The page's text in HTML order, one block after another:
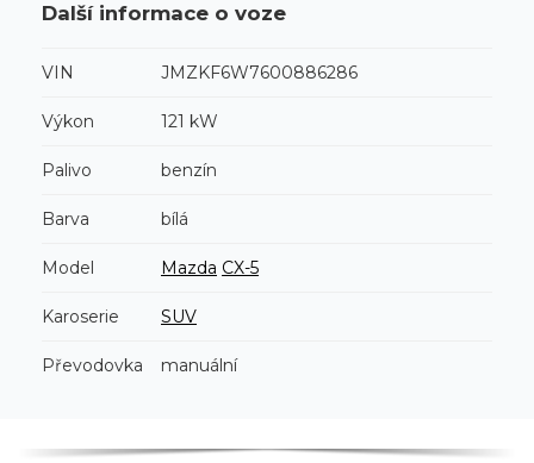
Další informace o voze
VIN JMZKF6W7600886286
Výkon 121 kW
Palivo benzín
Barva bílá
Model Mazda CX-5
Karoserie SUV
Převodovka manuální